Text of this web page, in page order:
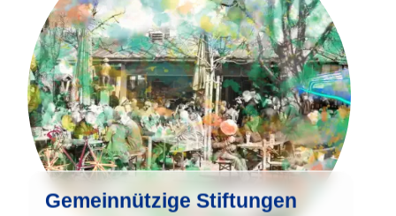
Gemeinnützige Stiftungen